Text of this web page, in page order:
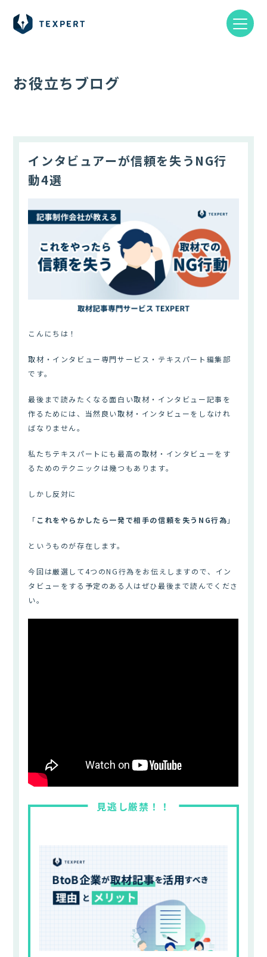
お役立ちブログ
インタビュアーが信頼を失うNG行
動4選
こんにちは！
取材・インタビュー専門サービス・テキスパート編集部
です。
最後まで読みたくなる面白い取材・インタビュー記事を
作るためには、当然良い取材・インタビューをしなけれ
ばなりません。
私たちテキスパートにも最高の取材・インタビューをす
るためのテクニックは幾つもあります。
しかし反対に
「 これをやらかしたら一発で相手の信頼を失うNG行為 」
というものが存在します。
今回は厳選して4つのNG行為をお伝えしますので、イン
タビューをする予定のある人はぜひ最後まで読んでくださ
い。